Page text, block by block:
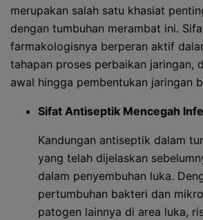
merupakan salah satu khasiat
dengan tumbuhan merambat ini.
farmakologisnya berperan aktif
tahapan proses perbaikan jaringan,
awal hingga pembentukan jaringan
Sifat Antiseptik Mencegah
Kandungan antiseptik dalam
yang telah dijelaskan
dalam penyembuhan luka.
pertumbuhan bakteri dan
patogen lainnya di area luka,